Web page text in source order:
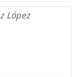
López